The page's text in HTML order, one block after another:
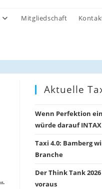
Mitgliedschaft
Aktuelle
Wenn Perfektion
würde darauf
Taxi 4.0: Bamberg
Branche
Der Think Tank
voraus